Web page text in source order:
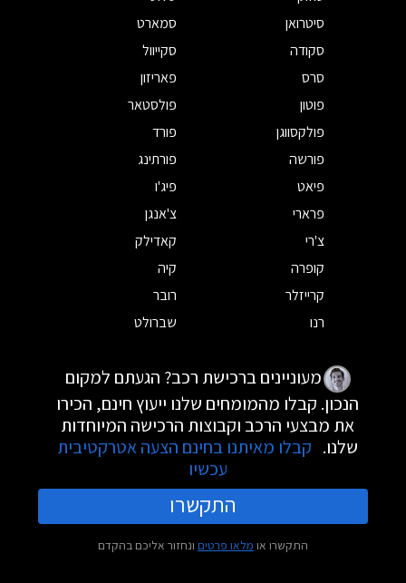
סיטרואן
סמארט
סקודה
סקייוול
סרס
פאריזון
פוטון
פולסטאר
פולקסווגן
פורד
פורשה
פורתינג
פיאט
פיג'ו
פרארי
צ'אנגן
צ'רי
קאדילק
קופרה
קיה
קרייזלר
רובר
רנו
שברולט
מעוניינים ברכישת רכב? הגעתם למקום
הנכון. קבלו מהמומחים שלנו ייעוץ חינם, הכירו
את מבצעי הרכב וקבוצות הרכישה המיוחדות
שלנו. קבלו מאיתנו בחינם הצעה אטרקטיבית
עכשיו
התקשרו
התקשרו או מלאו פרטים ונחזור אליכם בהקדם